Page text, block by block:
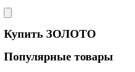
Купить ЗОЛОТО
Популярные товары